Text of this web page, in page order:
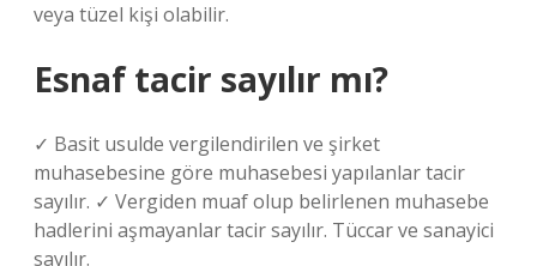
veya tüzel kişi olabilir.
Esnaf tacir sayılır mı?
✓ Basit usulde vergilendirilen ve şirket
muhasebesine göre muhasebesi yapılanlar tacir
sayılır. ✓ Vergiden muaf olup belirlenen muhasebe
hadlerini aşmayanlar tacir sayılır. Tüccar ve sanayici
sayılır.